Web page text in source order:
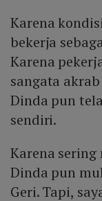
Karena
bekerja
Karena
sangata
Dinda pun
sendiri.
Karena
Dinda pun
Geri. Tapi,